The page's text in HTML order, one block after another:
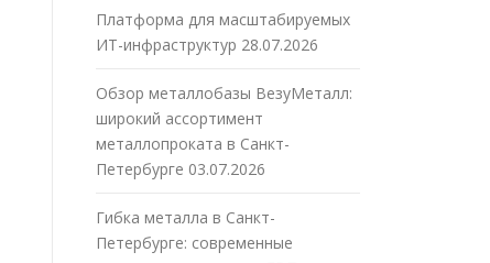
Платформа для масштабируемых
ИТ-инфраструктур 28.07.2026
Обзор металлобазы ВезуМеталл:
широкий ассортимент
металлопроката в Санкт-
Петербурге 03.07.2026
Гибка металла в Санкт-
Петербурге: современные